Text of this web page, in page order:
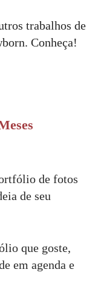
trabalhos de
Conheça!
de fotos
de seu
que goste,
em agenda e